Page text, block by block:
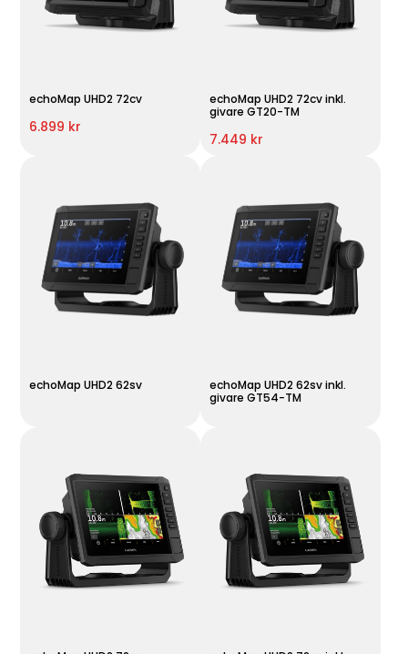
echoMap UHD2 72cv
6.899 kr
echoMap UHD2 72cv inkl.
givare GT20-TM
7.449 kr
echoMap UHD2 62sv
echoMap UHD2 62sv inkl.
givare GT54-TM